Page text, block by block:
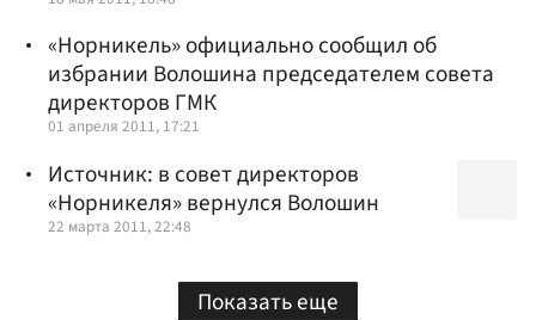
«Норникель» официально сообщил об
избрании Волошина председателем совета
директоров ГМК
01 апреля 2011, 17:21
Источник: в совет директоров
«Норникеля» вернулся Волошин
22 марта 2011, 22:48
Показать еще